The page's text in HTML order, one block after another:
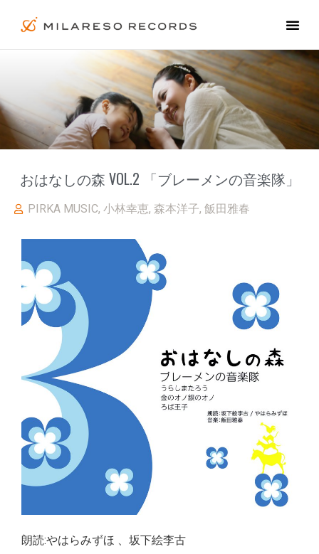
おはなしの森 VOL.2 「ブレーメンの音楽隊」
PIRKA MUSIC, 小林幸恵, 森本洋子, 飯田雅春
朗読:やはらみずほ 、坂下絵李古